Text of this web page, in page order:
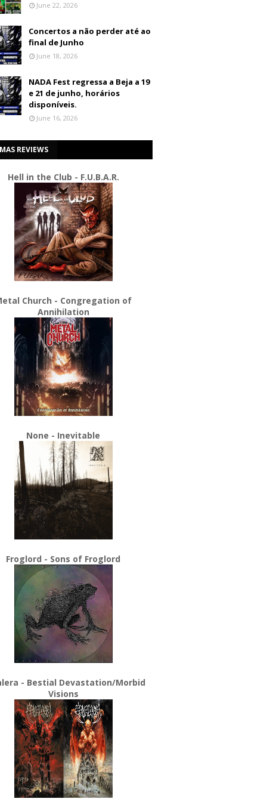
June 22, 2026
Concertos a não perder até ao
final de Junho
June 18, 2026
NADA Fest regressa a Beja a 19
e 21 de junho, horários
disponíveis.
June 16, 2026
REVIEWS
Hell in the Club - F.U.B.A.R.
Church - Congregation of
Annihilation
None - Inevitable
Froglord - Sons of Froglord
- Bestial Devastation/Morbid
Visions